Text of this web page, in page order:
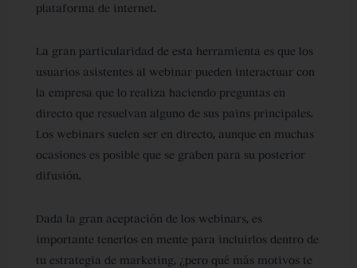
plataforma de internet.
La gran particularidad de esta herramienta es que los
usuarios asistentes al webinar pueden interactuar con
la empresa que lo realiza haciendo preguntas en
directo que resuelvan alguno de sus pains principales.
Los webinars suelen ser en directo, aunque en muchas
ocasiones es posible que se graben para su posterior
difusión.
Dada la gran aceptación de los webinars, es
importante tenerlos en mente para incluirlos dentro de
tu estrategia de marketing, ¿pero qué más motivos te